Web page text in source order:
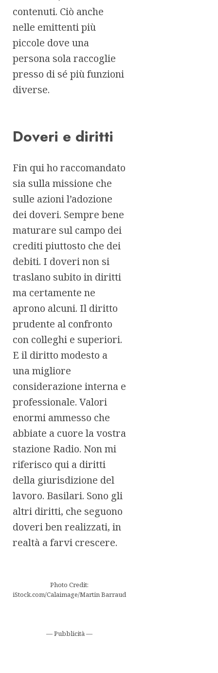
contenuti. Ciò anche
nelle emittenti più
piccole dove una
persona sola raccoglie
presso di sé più funzioni
diverse.
Doveri e diritti
Fin qui ho raccomandato
sia sulla missione che
sulle azioni l’adozione
dei doveri. Sempre bene
maturare sul campo dei
crediti piuttosto che dei
debiti. I doveri non si
traslano subito in diritti
ma certamente ne
aprono alcuni. Il diritto
prudente al confronto
con colleghi e superiori.
E il diritto modesto a
una migliore
considerazione interna e
professionale. Valori
enormi ammesso che
abbiate a cuore la vostra
stazione Radio. Non mi
riferisco qui a diritti
della giurisdizione del
lavoro. Basilari. Sono gli
altri diritti, che seguono
doveri ben realizzati, in
realtà a farvi crescere.
Photo Credit:
iStock.com/Calaimage/Martin Barraud
— Pubblicità —